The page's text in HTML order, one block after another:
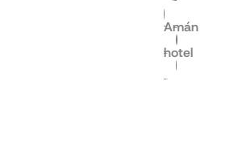
Amán
hotel